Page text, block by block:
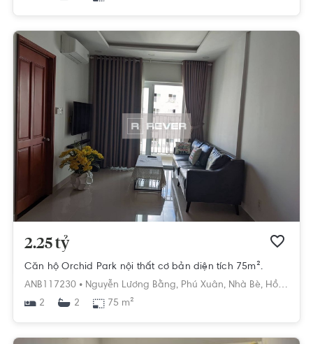
2.25 tỷ
Căn hộ Orchid Park nội thất cơ bản diện tích 75m².
ANB117230 • Nguyễn Lương Bằng, Phú Xuân, Nhà Bè, Hồ Chí Minh
2
2 75 m²